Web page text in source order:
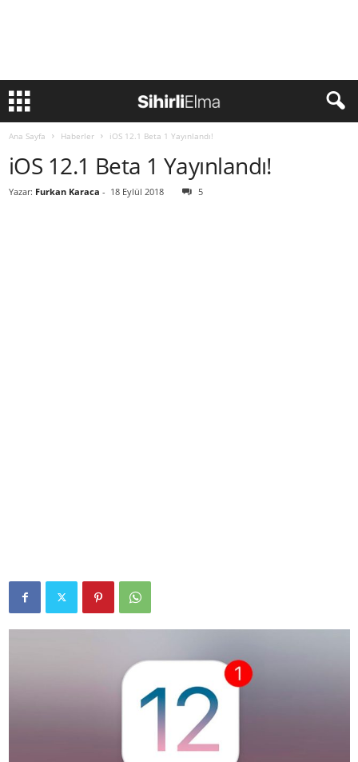
Ana Sayfa Haberler iOS 12.1 Beta 1 Yayınlandı!
iOS 12.1 Beta 1 Yayınlandı!
Yazar: Furkan Karaca - 18 Eylül 2018 5